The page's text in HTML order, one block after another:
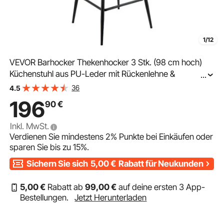
1/12
VEVOR Barhocker Thekenhocker 3 Stk. (98 cm hoch)
Küchenstuhl aus PU-Leder mit Rückenlehne &
Metallrahmen, Bistrostuhl (136,1 kg belastbar) Küche
...
4.5 36
19690€
Inkl. MwSt.
Verdienen Sie mindestens2% Punkte bei Einkäufen oder
sparen Sie bis zu15%.
Sichern Sie sich 5,00€ Rabatt für Neukunden
5,00€ Rabatt ab99,00€ auf deine ersten 3 App-
Bestellungen.
Jetzt Herunterladen